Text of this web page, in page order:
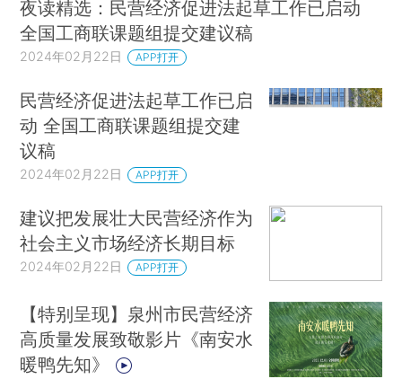
夜读精选：民营经济促进法起草工作已启动
全国工商联课题组提交建议稿
2024年02月22日 APP打开
民营经济促进法起草工作已启
动 全国工商联课题组提交建
议稿
2024年02月22日 APP打开
建议把发展壮大民营经济作为
社会主义市场经济长期目标
2024年02月22日 APP打开
【特别呈现】泉州市民营经济
高质量发展致敬影片《南安水
暖鸭先知》